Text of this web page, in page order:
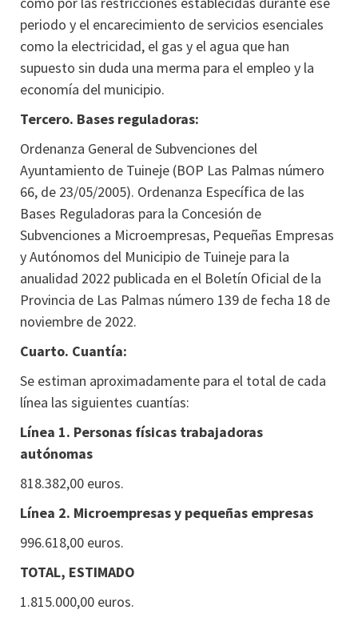
periodo y el encarecimiento de servicios esenciales
como la electricidad, el gas y el agua que han
supuesto sin duda una merma para el empleo y la
economía del municipio.
Tercero. Bases reguladoras:
Ordenanza General de Subvenciones del
Ayuntamiento de Tuineje (BOP Las Palmas número
66, de 23/05/2005). Ordenanza Específica de las
Bases Reguladoras para la Concesión de
Subvenciones a Microempresas, Pequeñas Empresas
y Autónomos del Municipio de Tuineje para la
anualidad 2022 publicada en el Boletín Oficial de la
Provincia de Las Palmas número 139 de fecha 18 de
noviembre de 2022.
Cuarto. Cuantía:
Se estiman aproximadamente para el total de cada
línea las siguientes cuantías:
Línea 1. Personas físicas trabajadoras
autónomas
818.382,00 euros.
Línea 2. Microempresas y pequeñas empresas
996.618,00 euros.
TOTAL, ESTIMADO
1.815.000,00 euros.